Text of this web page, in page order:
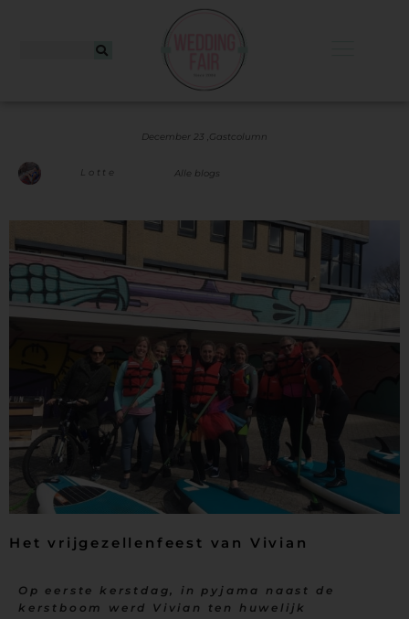
December 23 ,Gastcolumn
Lotte Alle blogs
Het vrijgezellenfeest van Vivian
Op eerste kerstdag, in pyjama naast de
kerstboom werd Vivian ten huwelijk